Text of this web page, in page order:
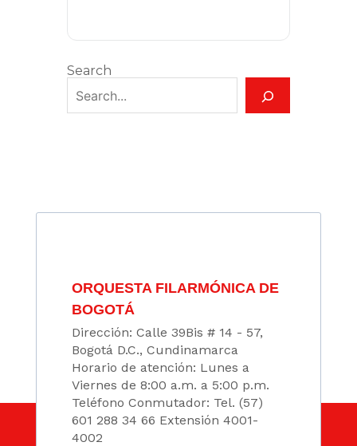
Search
ORQUESTA FILARMÓNICA DE
BOGOTÁ
Dirección: Calle 39Bis # 14 - 57,
Bogotá D.C., Cundinamarca
Horario de atención: Lunes a
Viernes de 8:00 a.m. a 5:00 p.m.
Teléfono Conmutador: Tel. (57)
601 288 34 66 Extensión 4001-
4002